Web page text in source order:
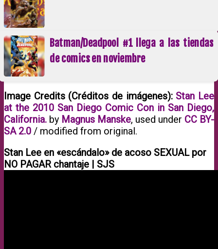
Batman/Deadpool #1 llega a las tiendas
de comics en noviembre
Image Credits (Créditos de imágenes): Stan Lee
at the 2010 San Diego Comic Con in San Diego,
California. by Magnus Manske, used under CC BY-
SA 2.0 / modified from original.
Stan Lee en «escándalo» de acoso SEXUAL por
NO PAGAR chantaje | SJS